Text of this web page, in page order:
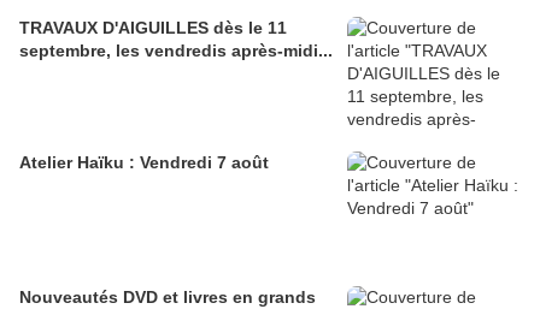
TRAVAUX D'AIGUILLES dès le 11
septembre, les vendredis après-midi...
Atelier Haïku : Vendredi 7 août
Nouveautés DVD et livres en grands